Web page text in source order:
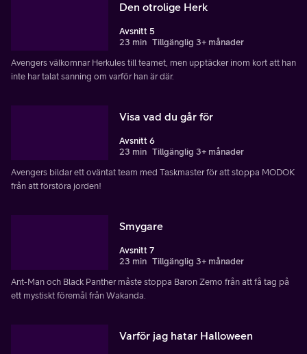
Den otrolige Herk
Avsnitt 5
23 min Tillgänglig 3+ månader
Avengers välkomnar Herkules till teamet, men upptäcker inom kort att han
inte har talat sanning om varför han är där.
Visa vad du går för
Avsnitt 6
23 min Tillgänglig 3+ månader
Avengers bildar ett oväntat team med Taskmaster för att stoppa MODOK
från att förstöra jorden!
Smygare
Avsnitt 7
23 min Tillgänglig 3+ månader
Ant-Man och Black Panther måste stoppa Baron Zemo från att få tag på
ett mystiskt föremål från Wakanda.
Varför jag hatar Halloween